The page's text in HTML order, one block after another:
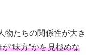
物たちの関係性が大き
が“味方”かを見極めな